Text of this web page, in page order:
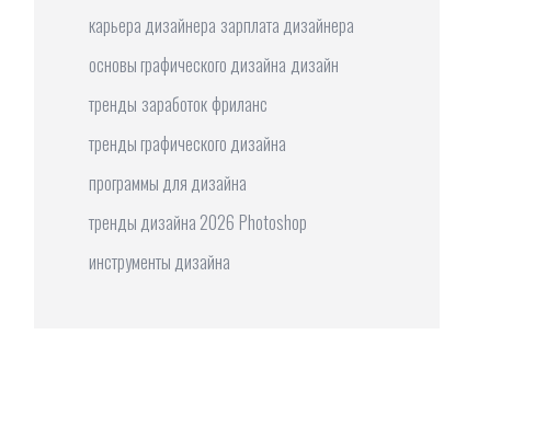
карьера дизайнера зарплата дизайнера
основы графического дизайна дизайн
тренды заработок фриланс
тренды графического дизайна
программы для дизайна
тренды дизайна 2026 Photoshop
инструменты дизайна